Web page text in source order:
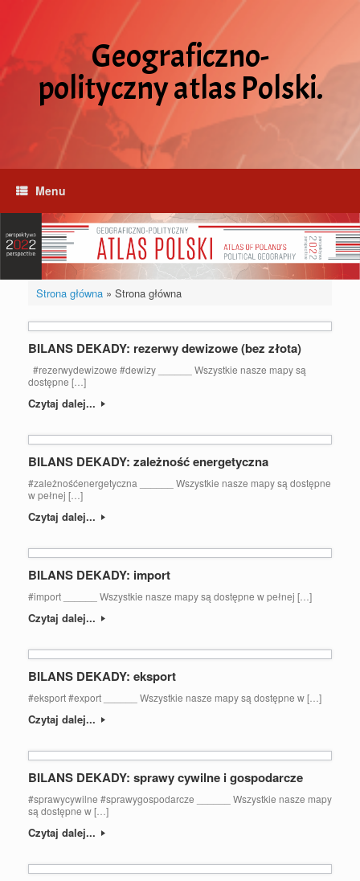
content
Geograficzno-
polityczny atlas Polski.
Menu
Strona główna» Strona główna
BILANS DEKADY: rezerwy dewizowe (bez złota)
#rezerwydewizowe #dewizy ______ Wszystkie nasze mapy są
dostępne […]
Czytaj dalej...
BILANS DEKADY: zależność energetyczna
#zależnośćenergetyczna ______ Wszystkie nasze mapy są dostępne
w pełnej […]
Czytaj dalej...
BILANS DEKADY: import
#import ______ Wszystkie nasze mapy są dostępne w pełnej […]
Czytaj dalej...
BILANS DEKADY: eksport
#eksport #export ______ Wszystkie nasze mapy są dostępne w […]
Czytaj dalej...
BILANS DEKADY: sprawy cywilne i gospodarcze
#sprawycywilne #sprawygospodarcze ______ Wszystkie nasze mapy
są dostępne w […]
Czytaj dalej...